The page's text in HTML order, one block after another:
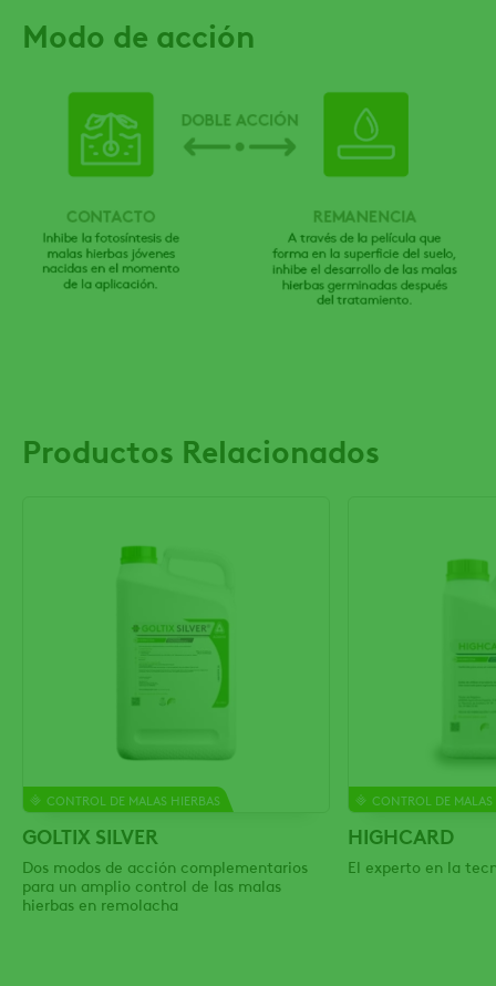
Modo de acción
Productos Relacionados
CONTROL DE MALAS HIERBAS
GOLTIX SILVER
Dos modos de acción complementarios
para un amplio control de las malas
hierbas en remolacha
CONTROL DE MALAS
HIGHCARD
El experto en la